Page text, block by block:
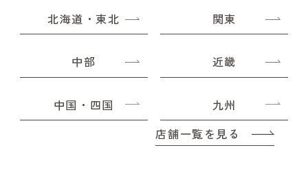
北海道・東北 関東
中部 近畿
中国・四国
九州
店舗一覧を見る